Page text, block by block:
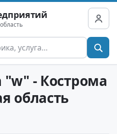
- Кострома
область